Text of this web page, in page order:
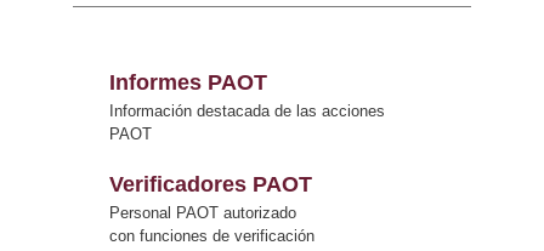
Informes PAOT
Información destacada de las acciones
PAOT
Verificadores PAOT
Personal PAOT autorizado
con funciones de verificación